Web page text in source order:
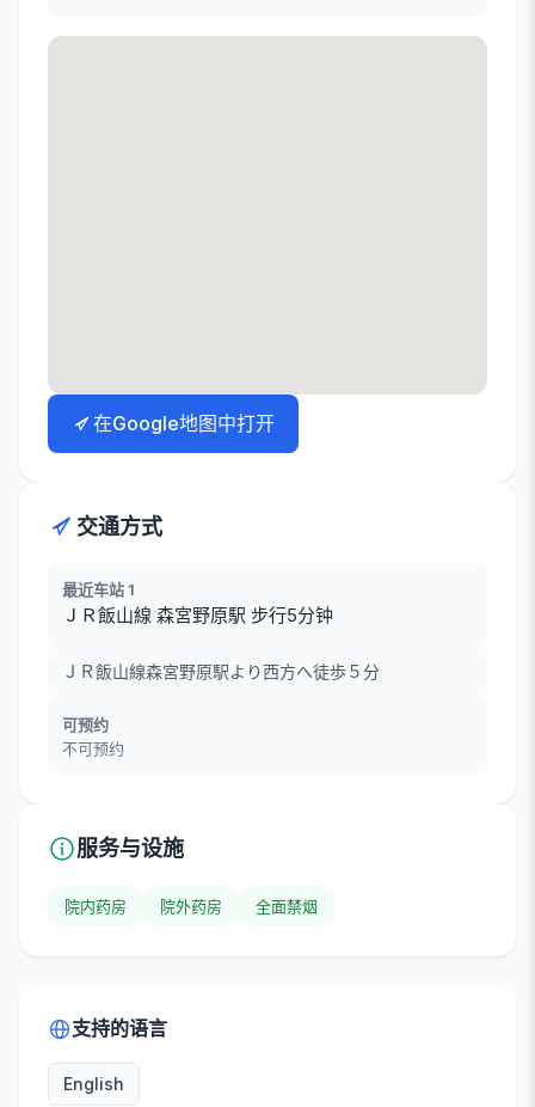
在Google地图中打开
交通方式
最近车站 1
ＪＲ飯山線 森宮野原駅 步行5分钟
ＪＲ飯山線森宮野原駅より西方へ徒歩５分
可预约
不可预约
服务与设施
院内药房 院外药房 全面禁烟
支持的语言
English